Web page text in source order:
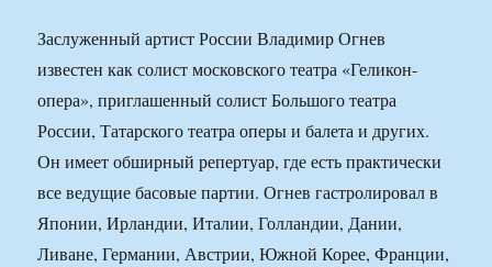
Заслуженный артист России Владимир Огнев
известен как солист московского театра «Геликон-
опера», приглашенный солист Большого театра
России, Татарского театра оперы и балета и других.
Он имеет обширный репертуар, где есть практически
все ведущие басовые партии. Огнев гастролировал в
Японии, Ирландии, Италии, Голландии, Дании,
Ливане, Германии, Австрии, Южной Корее, Франции,